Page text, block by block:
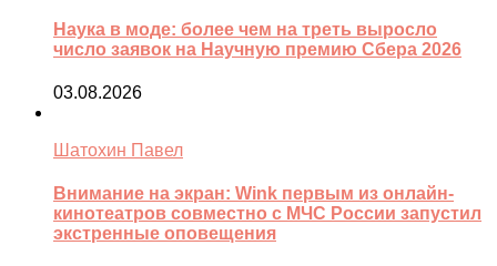
Наука в моде: более чем на треть выросло
число заявок на Научную премию Сбера 2026
03.08.2026
Шатохин Павел
Внимание на экран: Wink первым из онлайн-
кинотеатров совместно с МЧС России запустил
экстренные оповещения